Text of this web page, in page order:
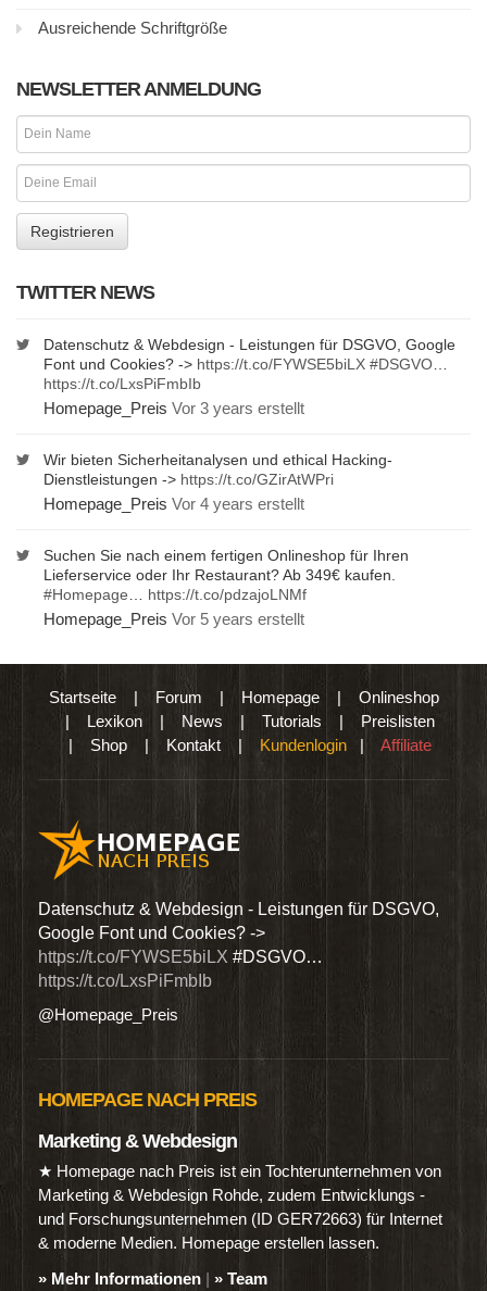
Ausreichende Schriftgröße
NEWSLETTER ANMELDUNG
TWITTER NEWS
Datenschutz & Webdesign - Leistungen für DSGVO, Google
Font und Cookies? -> https://t.co/FYWSE5biLX #DSGVO
https://t.co/LxsPiFmbIb
Homepage_Preis Vor 3 years erstellt
Wir bieten Sicherheitanalysen und ethical Hacking-
Dienstleistungen -> https://t.co/GZirAtWPri
Homepage_Preis Vor 4 years erstellt
Suchen Sie nach einem fertigen Onlineshop für Ihren
Lieferservice oder Ihr Restaurant? Ab 349€ kaufen.
#Homepage
https://t.co/pdzajoLNMf
Homepage_Preis Vor 5 years erstellt
Startseite| Forum | Homepage| Onlineshop
| Lexikon | News | Tutorials | Preislisten
| Shop | Kontakt | Kundenlogin | Affiliate
Datenschutz & Webdesign - Leistungen für DSGVO,
Google Font und Cookies? ->
https://t.co/FYWSE5biLX #DSGVO…
https://t.co/LxsPiFmbIb
@Homepage_Preis
HOMEPAGE NACH PREIS
Marketing & Webdesign
★ Homepage nach Preis ist ein Tochterunternehmen von
Marketing & Webdesign Rohde, zudem Entwicklungs -
und Forschungsunternehmen (ID GER72663) für Internet
& moderne Medien. Homepage erstellen lassen.
» Mehr Informationen | » Team